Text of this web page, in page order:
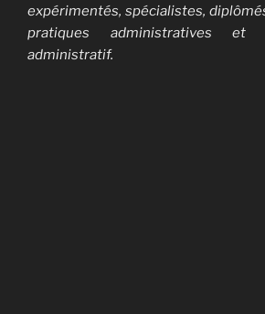
expérimentés, spécialistes,
pratiques administratives et
administratif.